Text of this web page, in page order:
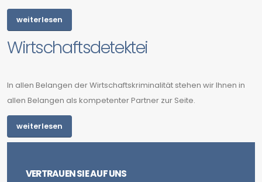
weiterlesen
Wirtschaftsdetektei
In allen Belangen der Wirtschaftskriminalität stehen wir Ihnen in
allen Belangen als kompetenter Partner zur Seite.
weiterlesen
VERTRAUEN SIE AUF UNS